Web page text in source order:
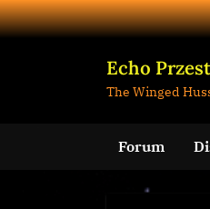
Skip
to
Echo
The Winged
Forum